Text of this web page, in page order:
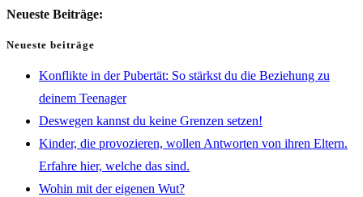
Neueste Beiträge:
Neueste beiträge
Konflikte in der Pubertät: So stärkst du die Beziehung zu
deinem Teenager
Deswegen kannst du keine Grenzen setzen!
Kinder, die provozieren, wollen Antworten von ihren Eltern.
Erfahre hier, welche das sind.
Wohin mit der eigenen Wut?